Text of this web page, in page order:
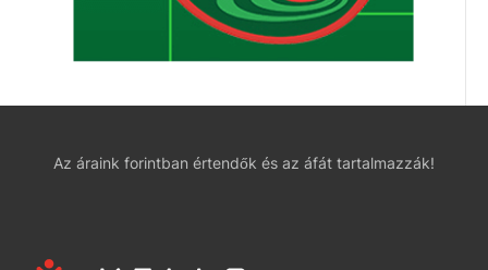
Az áraink forintban értendők és az áfát tartalmazzák!